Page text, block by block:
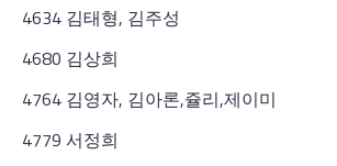
4634 김태형, 김주성
4680 김상희
4764 김영자, 김아론,쥴리,제이미
4779 서정희